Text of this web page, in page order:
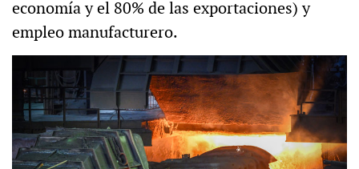
economía y el 80% de las exportaciones) y
empleo manufacturero.